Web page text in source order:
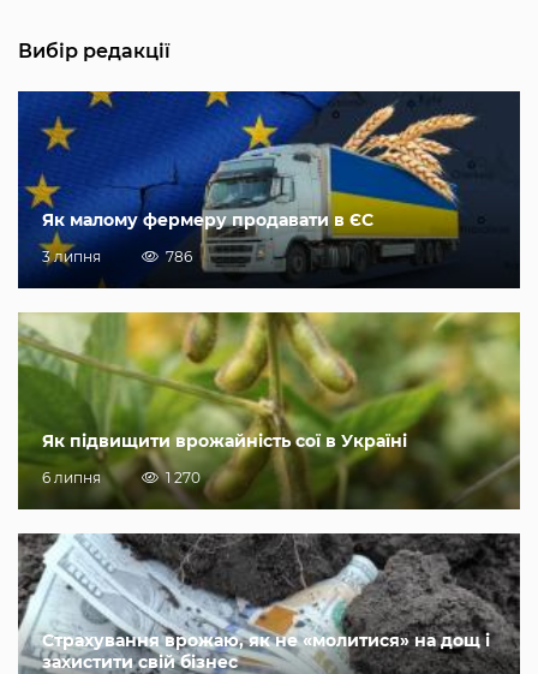
Вибір редакції
Як малому фермеру продавати в ЄС
3 липня 786
Як підвищити врожайність сої в Україні
6 липня 1 270
Страхування врожаю, як не «молитися» на дощ і
захистити свій бізнес